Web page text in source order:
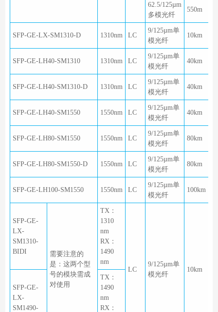
62.5/125µm
多模光纤
550m
SFP-GE-LX-SM1310-D 1310nm LC
9/125µm单
模光纤
10km
SFP-GE-LH40-SM1310 1310nm LC
9/125µm单
模光纤
40km
SFP-GE-LH40-SM1310-D 1310nm LC
9/125µm单
模光纤
40km
SFP-GE-LH40-SM1550 1550nm LC
9/125µm单
模光纤
40km
SFP-GE-LH80-SM1550 1550nm LC
9/125µm单
模光纤
80km
SFP-GE-LH80-SM1550-D 1550nm LC
9/125µm单
模光纤
80km
SFP-GE-LH100-SM1550 1550nm LC
9/125µm单
模光纤
100km
SFP-GE-
LX-
SM1310-
BIDI
需要注意的
是：这两个型
号的模块需成
对使用
TX：
1310
nm
RX：
1490
nm
LC
9/125µm单
模光纤
10km
SFP-GE-
LX-
SM1490-
TX：
1490
nm
RX：